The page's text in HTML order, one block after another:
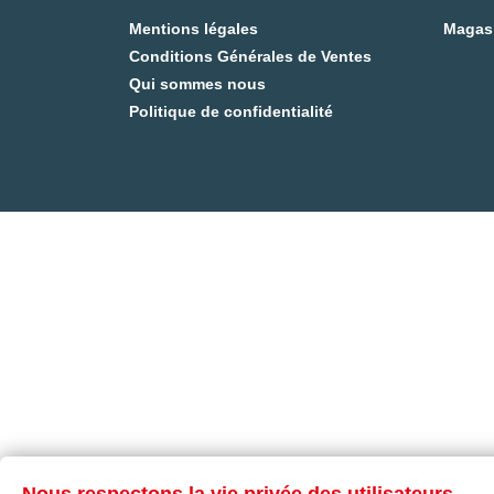
Mentions légales
Conditions Générales de Ventes
Qui sommes nous
Politique de confidentialité